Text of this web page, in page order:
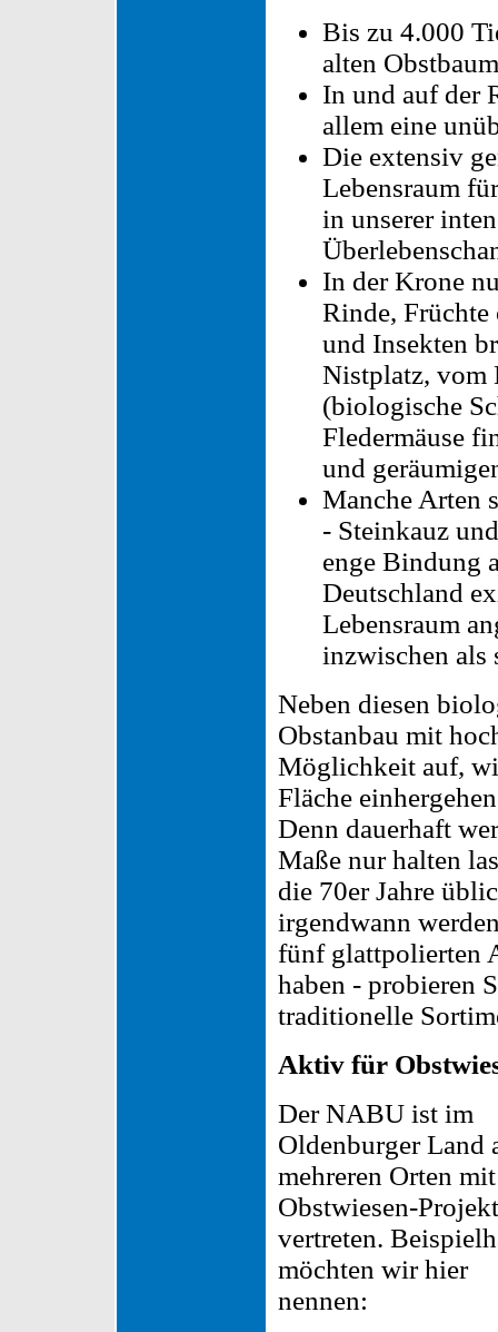
Bis zu 4.000
alten
In und auf der
allem eine
Die extensiv
Lebensraum
in unserer
In der Krone
Rinde,
und Insekten
Nistplatz, vom
(biologische
Fledermäuse
und
Manche Arten
- Steinkauz
enge Bindung
Deutschland
Lebensraum
inzwischen als
Neben diesen
Obstanbau mit
Möglichkeit auf,
Fläche
Denn dauerhaft
Maße nur halten
die 70er Jahre
irgendwann
fünf glattpolierten
haben - probieren
traditionelle
Aktiv für
Der NABU ist im
Oldenburger Land
mehreren Orten mit
Obstwiesen-
vertreten.
möchten wir hier
nennen: